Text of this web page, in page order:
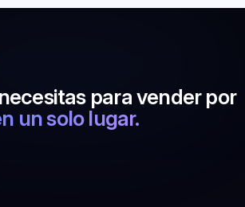
para vender por
un solo lugar.